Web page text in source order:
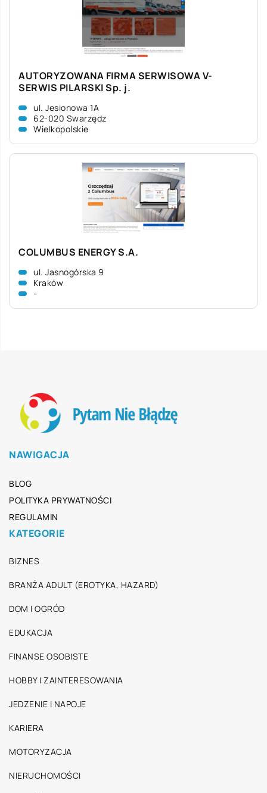
AUTORYZOWANA FIRMA SERWISOWA V-
SERWIS PILARSKI Sp. j.
ul. Jesionowa 1A
62-020 Swarzędz
Wielkopolskie
COLUMBUS ENERGY S.A.
ul. Jasnogórska 9
Kraków
-
NAWIGACJA
BLOG
POLITYKA PRYWATNOŚCI
REGULAMIN
KATEGORIE
BIZNES
BRANŻA ADULT (EROTYKA, HAZARD)
DOM I OGRÓD
EDUKACJA
FINANSE OSOBISTE
HOBBY I ZAINTERESOWANIA
JEDZENIE I NAPOJE
KARIERA
MOTORYZACJA
NIERUCHOMOŚCI